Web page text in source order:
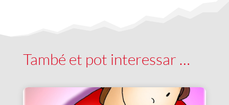
També et pot interessar …